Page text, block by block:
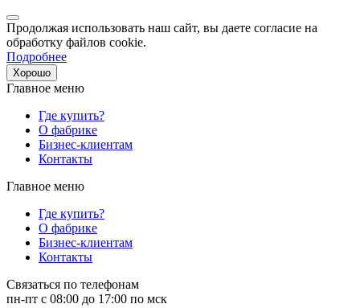
Продолжая использовать наш сайт, вы даете согласие на
обработку файлов cookie.
Подробнее
Хорошо
Главное меню
Где купить?
О фабрике
Бизнес-клиентам
Контакты
Главное меню
Где купить?
О фабрике
Бизнес-клиентам
Контакты
Связаться по телефонам
пн-пт с 08:00 до 17:00 по мск